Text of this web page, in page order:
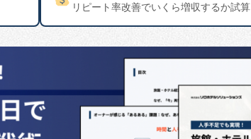
リピート率改善でいくら増収するか試算